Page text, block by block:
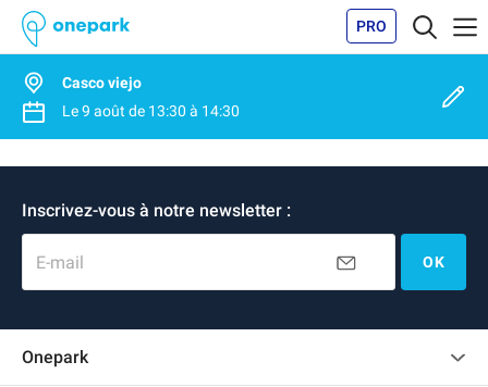
PRO
Casco viejo
Le9 août de 13:30 à 14:30
Inscrivez-vous à notre newsletter :
E-mail OK
Onepark